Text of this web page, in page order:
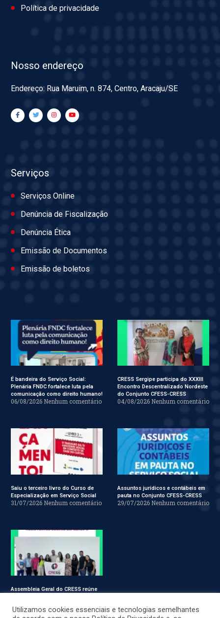
Política de privacidade
Nosso endereço
Endereço: Rua Maruim, n. 874, Centro, Aracaju/SE
Serviços
Serviços Online
Denúncia de Fiscalização
Denúncia Ética
Emissão de Documentos
Emissão de boletos
É bandeira do Serviço Social:
Plenária FNDC fortalece luta pela
comunicação como direito humano!
06/08/2026 Nenhum comentário
CRESS Sergipe participa do XXXIII
Encontro Descentralizado Nordeste
do Conjunto CFESS-CRESS
04/08/2026 Nenhum comentário
Saiu o terceiro livro do Curso de
Especialização em Serviço Social
31/07/2026 Nenhum comentário
Assuntos jurídicos e contábeis em
pauta no Conjunto CFESS-CRESS
29/07/2026 Nenhum comentário
Assembleia Geral do CRESS reúne
Utilizamos cookies essenciais e tecnologias semelhantes